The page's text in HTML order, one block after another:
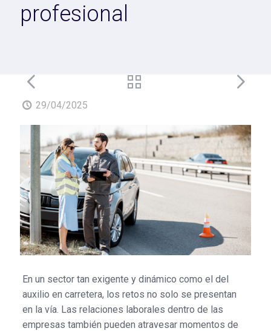
profesional
29/04/2025
En un sector tan exigente y dinámico como el del
auxilio en carretera, los retos no solo se presentan
en la vía. Las relaciones laborales dentro de las
empresas también pueden atravesar momentos de